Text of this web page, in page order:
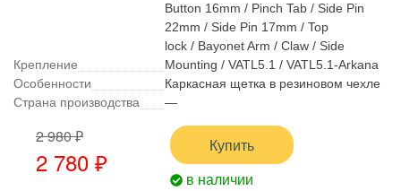
Крепление
Button 16mm / Pinch Tab / Side Pin
22mm / Side Pin 17mm / Top
lock / Bayonet Arm / Claw / Side
Mounting / VATL5.1 / VATL5.1-Arkana
Особенности
Каркасная щетка в резиновом чехле
Страна производства
—
2 980 ₽
2 780 ₽
Купить
в наличии